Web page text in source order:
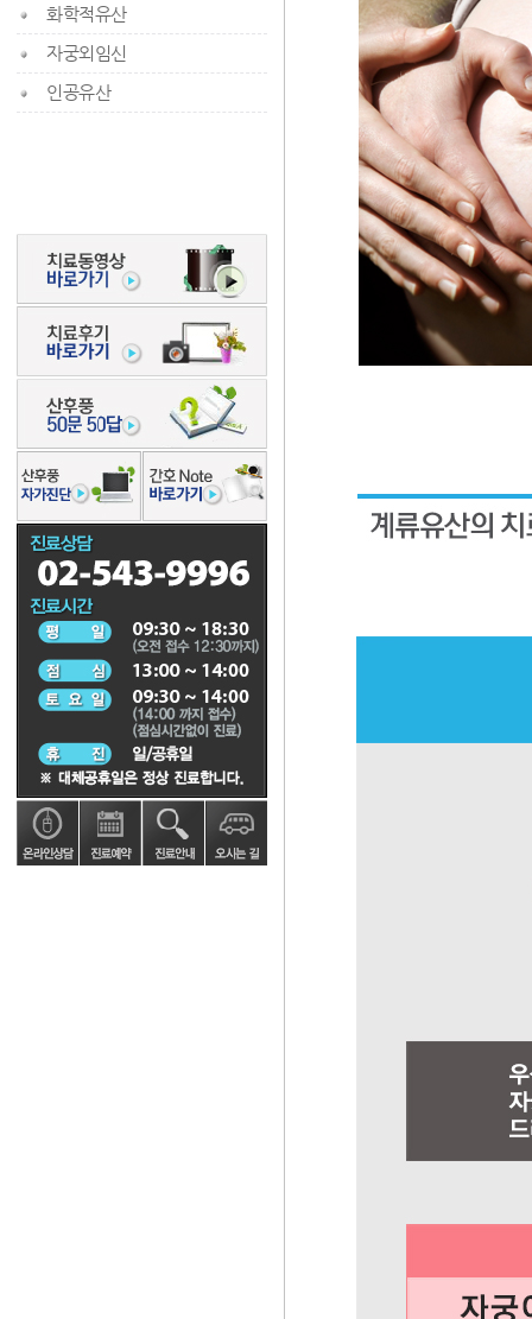
화학적유산
자궁외임신
인공유산